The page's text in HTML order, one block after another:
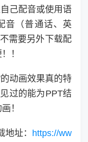
己配音或使用语
音（普通话、英
需要另外下载配
！
动画效果真的特
过的能为PPT结
！
址： https://ww